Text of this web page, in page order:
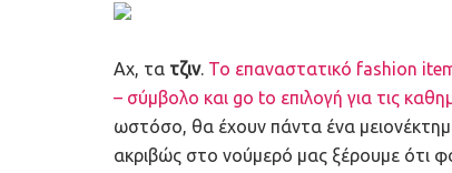
Αχ, τα τζιν. Το επαναστατικό fashion
– σύμβολο και go to επιλογή για τις
ωστόσο, θα έχουν πάντα ένα
ακριβώς στο νούμερό μας ξέρουμε ότι